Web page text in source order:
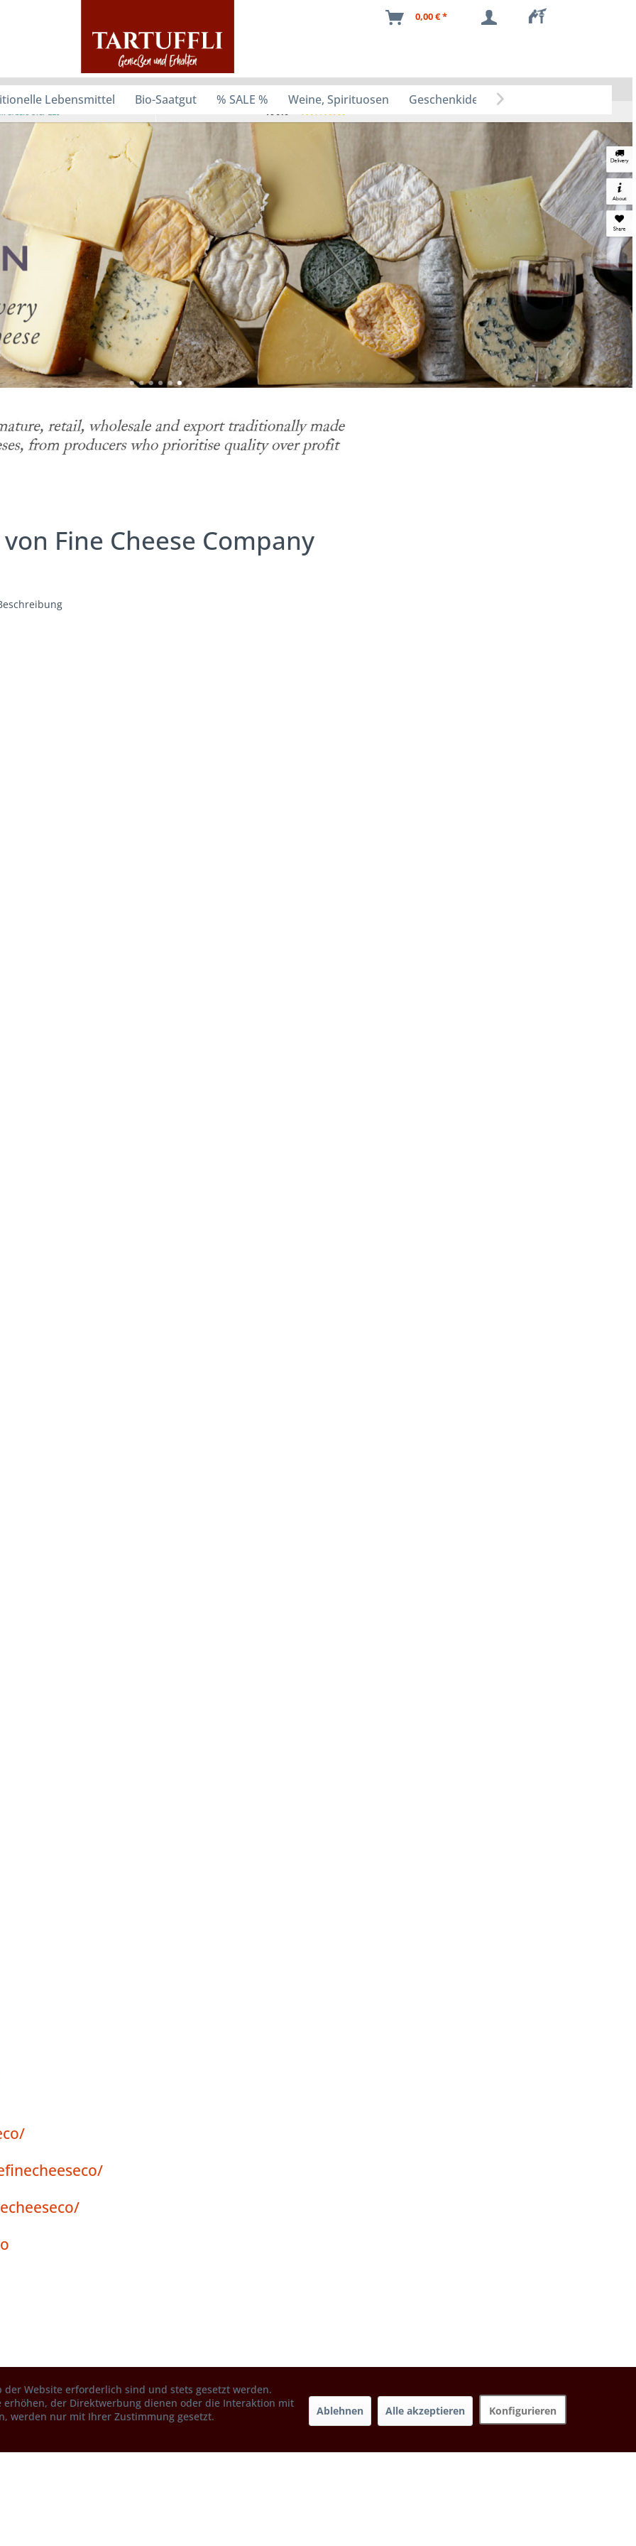
0,00 € *
Lebensmittel Bio-Saatgut % SALE % Weine, Spirituosen Geschenkideen 
Fine Cheese Company
Website erforderlich sind und stets gesetzt werden.
der Direktwerbung dienen oder die Interaktion mit
werden nur mit Ihrer Zustimmung gesetzt.
Ablehnen Alle akzeptieren Konfigurieren